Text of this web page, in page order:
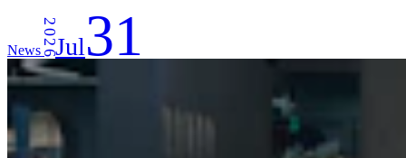
News 2026Jul31